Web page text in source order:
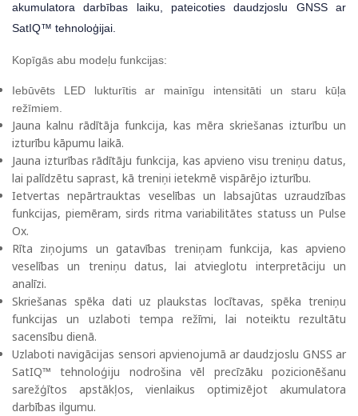
akumulatora darbības laiku, pateicoties daudzjoslu GNSS ar
SatIQ™ tehnoloģijai.
Kopīgās abu modeļu funkcijas:
Iebūvēts LED lukturītis ar mainīgu intensitāti un staru kūļa
režīmiem.
Jauna kalnu rādītāja funkcija, kas mēra skriešanas izturību un
izturību kāpumu laikā.
Jauna izturības rādītāju funkcija, kas apvieno visu treniņu datus,
lai palīdzētu saprast, kā treniņi ietekmē vispārējo izturību.
Ietvertas nepārtrauktas veselības un labsajūtas uzraudzības
funkcijas, piemēram, sirds ritma variabilitātes statuss un Pulse
Ox.
Rīta ziņojums un gatavības treniņam funkcija, kas apvieno
veselības un treniņu datus, lai atvieglotu interpretāciju un
analīzi.
Skriešanas spēka dati uz plaukstas locītavas, spēka treniņu
funkcijas un uzlaboti tempa režīmi, lai noteiktu rezultātu
sacensību dienā.
Uzlaboti navigācijas sensori apvienojumā ar daudzjoslu GNSS ar
SatIQ™ tehnoloģiju nodrošina vēl precīzāku pozicionēšanu
sarežģītos apstākļos, vienlaikus optimizējot akumulatora
darbības ilgumu.